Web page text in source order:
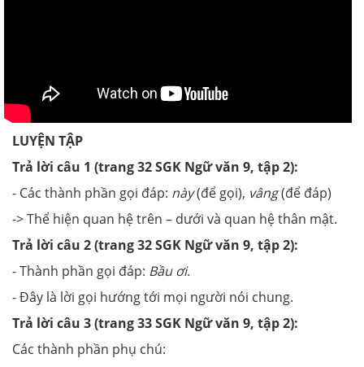
LUYỆN TẬP
Trả lời câu 1 (trang 32 SGK Ngữ văn 9, tập 2):
- Các thành phần gọi đáp: này(để gọi), vâng(để đáp)
-> Thể hiện quan hệ trên – dưới và quan hệ thân mật.
Trả lời câu 2 (trang 32 SGK Ngữ văn 9, tập 2):
- Thành phần gọi đáp: Bầu ơi.
- Đây là lời gọi hướng tới mọi người nói chung.
Trả lời câu 3 (trang 33 SGK Ngữ văn 9, tập 2):
Các thành phần phụ chú: